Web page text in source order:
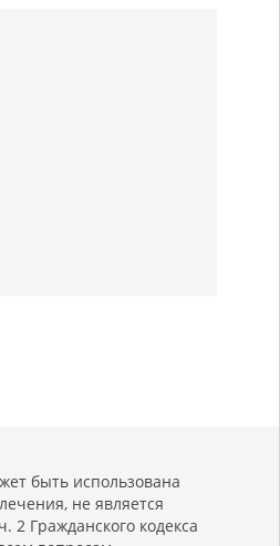
быть использована
не является
2 Гражданского кодекса